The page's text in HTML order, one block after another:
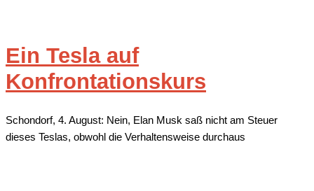
Ein Tesla auf
Konfrontationskurs
Schondorf, 4. August: Nein, Elan Musk saß nicht am Steuer
dieses Teslas, obwohl die Verhaltensweise durchaus